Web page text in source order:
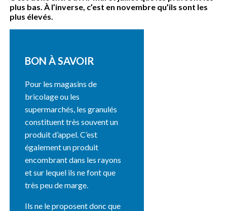
plus bas. À l’inverse, c’est en novembre qu’ils sont les
plus élevés.
BON À SAVOIR
Pour les magasins de
bricolage ou les
supermarchés, les granulés
constituent très souvent un
produit d’appel. C’est
également un produit
encombrant dans les rayons
et sur lequel ils ne font que
très peu de marge.
Ils ne le proposent donc que